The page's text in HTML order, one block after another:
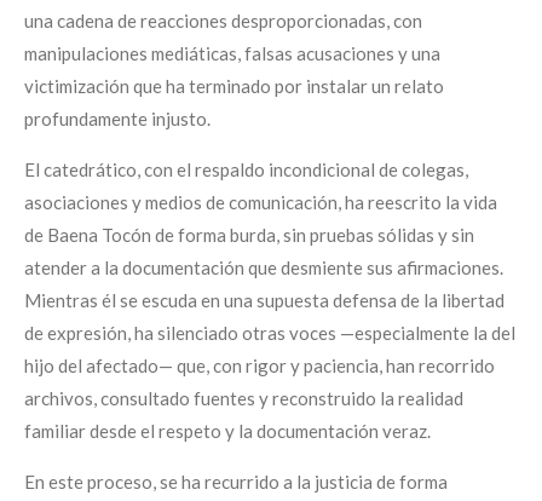
una cadena de reacciones desproporcionadas, con
manipulaciones mediáticas, falsas acusaciones y una
victimización que ha terminado por instalar un relato
profundamente injusto.
El catedrático, con el respaldo incondicional de colegas,
asociaciones y medios de comunicación, ha reescrito la vida
de Baena Tocón de forma burda, sin pruebas sólidas y sin
atender a la documentación que desmiente sus afirmaciones.
Mientras él se escuda en una supuesta defensa de la libertad
de expresión, ha silenciado otras voces —especialmente la del
hijo del afectado— que, con rigor y paciencia, han recorrido
archivos, consultado fuentes y reconstruido la realidad
familiar desde el respeto y la documentación veraz.
En este proceso, se ha recurrido a la justicia de forma